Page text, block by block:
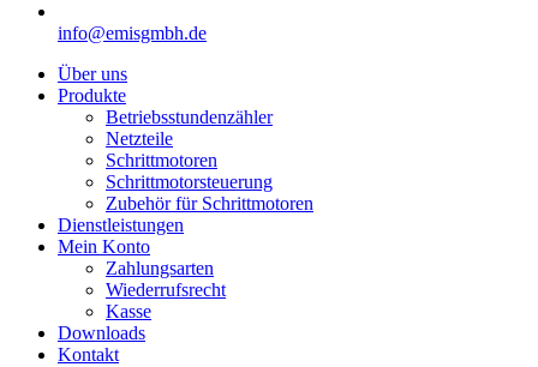
info@emisgmbh.de
Über uns
Produkte
Betriebsstundenzähler
Netzteile
Schrittmotoren
Schrittmotorsteuerung
Zubehör für Schrittmotoren
Dienstleistungen
Mein Konto
Zahlungsarten
Wiederrufsrecht
Kasse
Downloads
Kontakt